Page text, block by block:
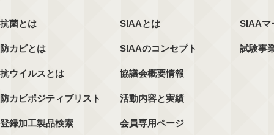
抗菌とは
防カビとは
抗ウイルスとは
防カビポジティブリスト
登録加工製品検索
SIAAとは
SIAAのコンセプト
協議会概要情報
活動内容と実績
会員専用ページ
SIAAマ
試験事